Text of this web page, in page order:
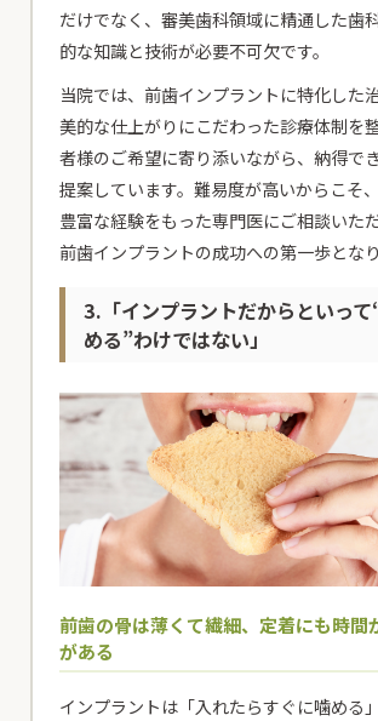
だけでなく、審美歯科領域に精通した歯
的な知識と技術が必要不可欠です。
当院では、前歯インプラントに特化した
美的な仕上がりにこだわった診療体制を
者様のご希望に寄り添いながら、納得で
提案しています。難易度が高いからこそ
豊富な経験をもった専門医にご相談いた
前歯インプラントの成功への第一歩となり
3.「インプラントだからといっ
める”わけではない」
前歯の骨は薄くて繊細、定着にも時間
がある
インプラントは「入れたらすぐに噛める